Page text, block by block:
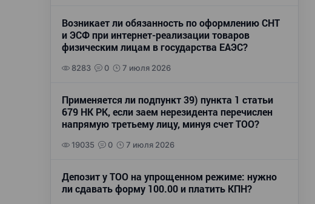
Возникает ли обязанность по оформлению СНТ
и ЭСФ при интернет-реализации товаров
физическим лицам в государства ЕАЭС?
8283 0 7 июля 2026
Применяется ли подпункт 39) пункта 1 статьи
679 НК РК, если заем нерезидента перечислен
напрямую третьему лицу, минуя счет ТОО?
19035 0 7 июля 2026
Депозит у ТОО на упрощенном режиме: нужно
ли сдавать форму 100.00 и платить КПН?